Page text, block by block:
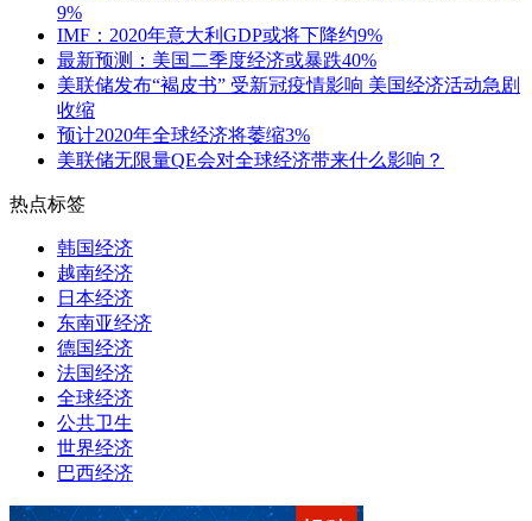
9%
IMF：2020年意大利GDP或将下降约9%
最新预测：美国二季度经济或暴跌40%
美联储发布“褐皮书” 受新冠疫情影响 美国经济活动急剧
收缩
预计2020年全球经济将萎缩3%
美联储无限量QE会对全球经济带来什么影响？
热点标签
韩国经济
越南经济
日本经济
东南亚经济
德国经济
法国经济
全球经济
公共卫生
世界经济
巴西经济